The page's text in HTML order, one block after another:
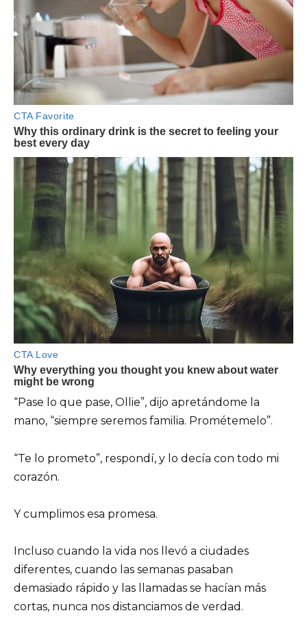
“Pase lo que pase, Ollie”, dijo apretándome la
mano, “siempre seremos familia. Prométemelo”.
“Te lo prometo”, respondí, y lo decía con todo mi
corazón.
Y cumplimos esa promesa.
Incluso cuando la vida nos llevó a ciudades
diferentes, cuando las semanas pasaban
demasiado rápido y las llamadas se hacían más
cortas, nunca nos distanciamos de verdad.